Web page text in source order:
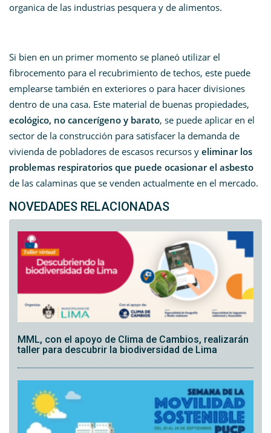
organica de las industrias pesquera y de alimentos.
Si bien en un primer momento se planeó utilizar el
fibrocemento para el recubrimiento de techos, este puede
emplearse también en exteriores o para hacer divisiones
dentro de una casa. Este material de buenas propiedades,
ecológico, no cancerígeno y barato, se puede aplicar en el
sector de la construcción para satisfacer la demanda de
vivienda de pobladores de escasos recursos y eliminar los
problemas respiratorios que puede ocasionar el asbesto
de las calaminas que se venden actualmente en el mercado.
NOVEDADES RELACIONADAS
MML, con el apoyo de Clima de Cambios, realizarán
taller para descubrir la biodiversidad de Lima